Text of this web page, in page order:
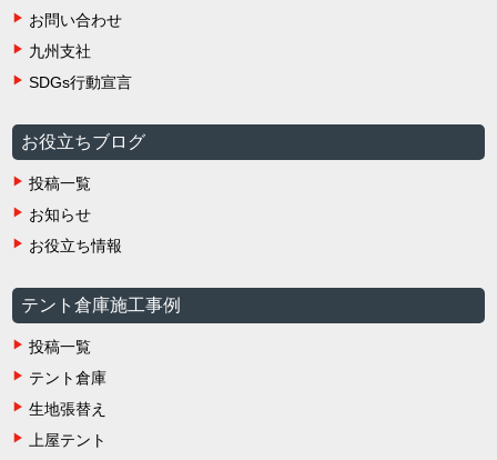
お問い合わせ
九州支社
SDGs行動宣言
お役立ちブログ
投稿一覧
お知らせ
お役立ち情報
テント倉庫施工事例
投稿一覧
テント倉庫
生地張替え
上屋テント